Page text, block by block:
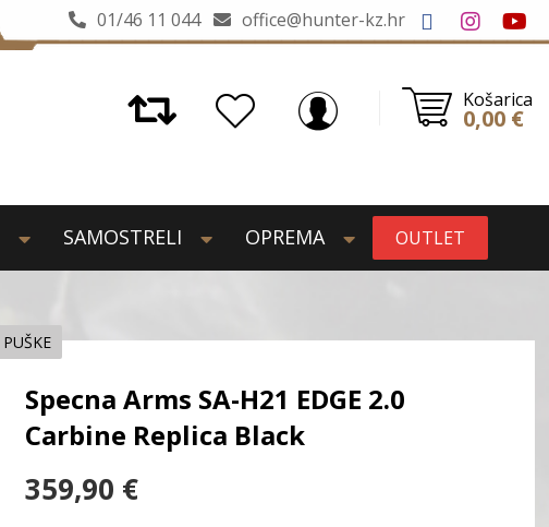
office@hunter-kz.hr
01/46 11 044
Košarica
0,00 €
SAMOSTRELI OPREMA OUTLET
PUŠKE
Specna Arms SA-H21 EDGE 2.0
Carbine Replica Black
359,90 €